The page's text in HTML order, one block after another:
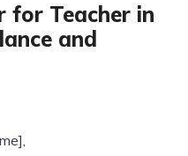
for Teacher in
and